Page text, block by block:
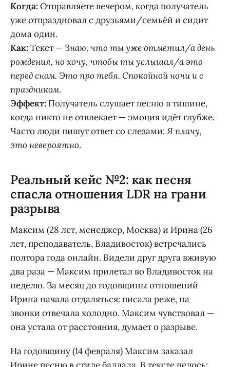
Когда:Отправляете вечером, когда получатель
уже отпраздновал с друзьями/семьёй и сидит
дома один.
Как:Текст —Знаю, что ты уже отметил/а день
рождения, но хочу, чтобы ты услышал/а это
перед сном. Это про тебя. Спокойной ночи и с
праздником.
Эффект: Получатель слушает песню в тишине,
когда никто не отвлекает — эмоция идёт глубже.
Часто люди пишут ответ со слезами: Я плачу,
это невероятно.
Реальный кейс №2: как песня
спасла отношения LDR на грани
разрыва
Максим (28 лет, менеджер, Москва) и Ирина (26
лет, преподаватель, Владивосток) встречались
полтора года онлайн. Видели друг друга вживую
два раза — Максим прилетал во Владивосток на
неделю. За месяц до годовщины отношений
Ирина начала отдаляться: писала реже, на
звонки отвечала холодно. Максим чувствовал —
она устала от расстояния, думает о разрыве.
На годовщину (14 февраля) Максим заказал